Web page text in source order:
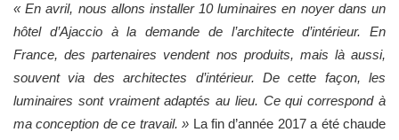
« En avril, nous allons installer 10 luminaires en noyer dans un
hôtel d’Ajaccio à la demande de l’architecte d’intérieur. En
France, des partenaires vendent nos produits, mais là aussi,
souvent via des architectes d’intérieur. De cette façon, les
luminaires sont vraiment adaptés au lieu. Ce qui correspond à
ma conception de ce travail. » La fin d’année 2017 a été chaude